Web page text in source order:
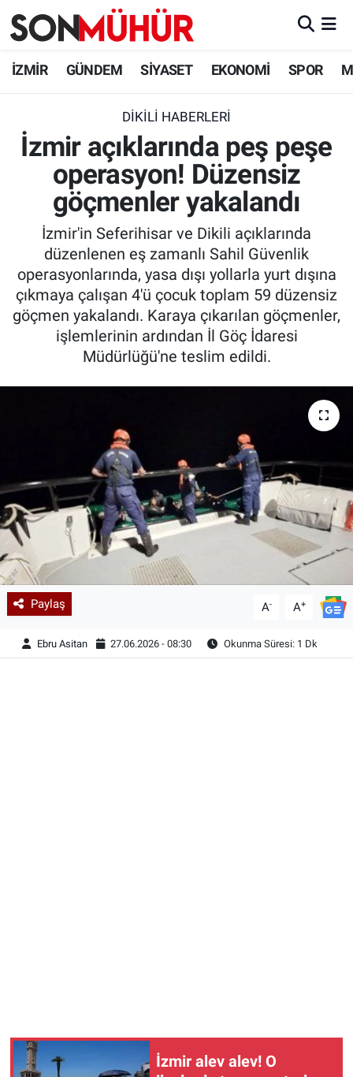
İZMİR GÜNDEM SİYASET EKONOMİ SPOR
DIKILI HABERLERI
İzmir açıklarında peş peşe
operasyon! Düzensiz
göçmenler yakalandı
İzmir'in Seferihisar ve Dikili açıklarında
düzenlenen eş zamanlı Sahil Güvenlik
operasyonlarında, yasa dışı yollarla yurt dışına
çıkmaya çalışan 4'ü çocuk toplam 59 düzensiz
göçmen yakalandı. Karaya çıkarılan göçmenler,
işlemlerinin ardından İl Göç İdaresi
Müdürlüğü'ne teslim edildi.
Paylaş A- A+
Ebru Asitan 27.06.2026 - 08:30 Okunma Süresi: 1 Dk
İzmir alev alev! O
İzmir Nöbetçi Eczaneler
İzmir Namaz Vakitleri
İzmir Trafik Yoğunluk Haritası
Süper Lig Puan Durumu ve Fikstür
Tüm Manşetler
Son Dakika Haberleri
Haber Arşivi